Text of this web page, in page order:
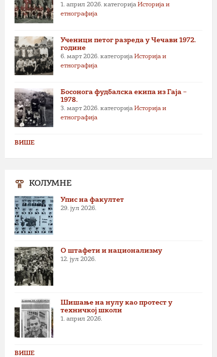
1. април 2026. категорија Историја и
етнографија
Ученици петог разреда у Чечави 1972.
године
6. март 2026. категорија Историја и
етнографија
Босонога фудбалска екипа из Гаја –
1978.
3. март 2026. категорија Историја и
етнографија
ВИШЕ
КОЛУМНЕ
Упис на факултет
29. јул 2026.
О штафети и национализму
12. јул 2026.
Шишање на нулу као протест у
техничкој школи
1. април 2026.
ВИШЕ